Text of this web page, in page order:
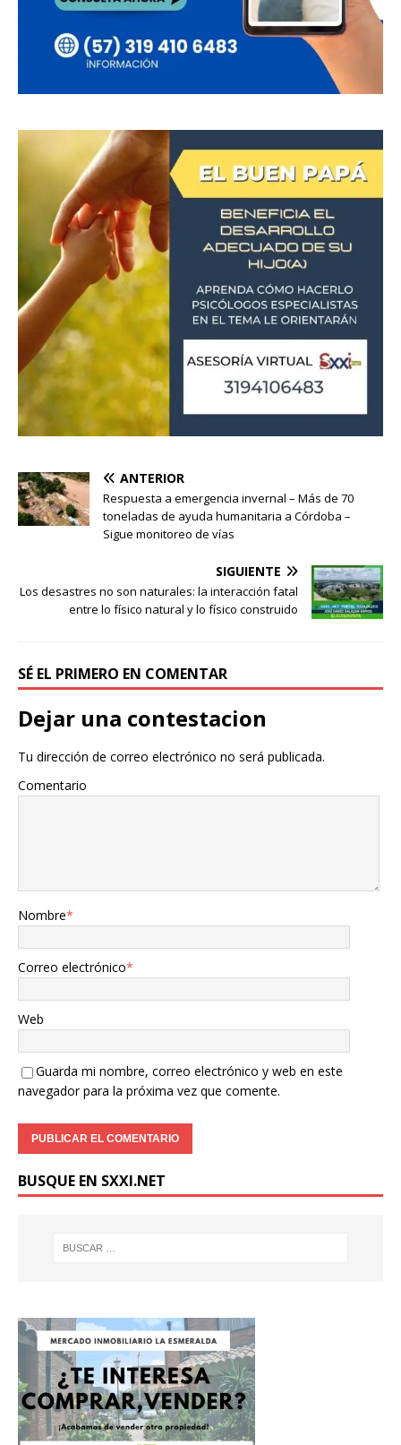
ANTERIOR
Respuesta a emergencia invernal – Más de 70
toneladas de ayuda humanitaria a Córdoba –
Sigue monitoreo de vías
SIGUIENTE
Los desastres no son naturales: la interacción fatal
entre lo físico natural y lo físico construido
SÉ EL PRIMERO EN COMENTAR
Dejar una contestacion
Tu dirección de correo electrónico no será publicada.
Comentario
Nombre*
Correo electrónico*
Web
Guarda mi nombre, correo electrónico y web en este
navegador para la próxima vez que comente.
BUSQUE EN SXXI.NET